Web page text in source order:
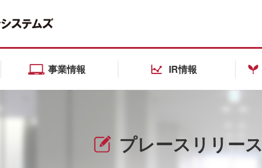
事業情報 IR情報
プレースリリース